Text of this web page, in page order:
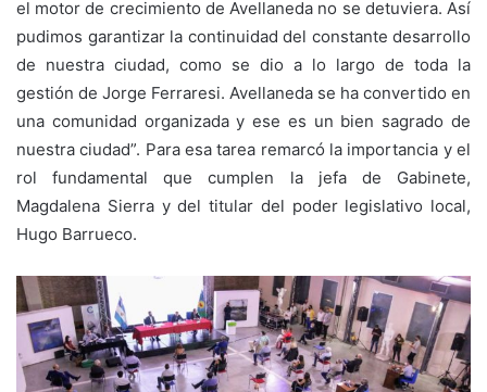
el motor de crecimiento de Avellaneda no se detuviera. Así
pudimos garantizar la continuidad del constante desarrollo
de nuestra ciudad, como se dio a lo largo de toda la
gestión de Jorge Ferraresi. Avellaneda se ha convertido en
una comunidad organizada y ese es un bien sagrado de
nuestra ciudad”. Para esa tarea remarcó la importancia y el
rol fundamental que cumplen la jefa de Gabinete,
Magdalena Sierra y del titular del poder legislativo local,
Hugo Barrueco.